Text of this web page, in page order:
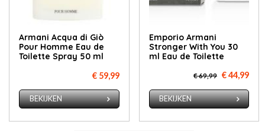
Armani Acqua di Giò
Pour Homme Eau de
Toilette Spray 50 ml
€ 59,99
BEKIJKEN
Emporio Armani
Stronger With You 30
ml Eau de Toilette
€ 69,99 € 44,99
BEKIJKEN